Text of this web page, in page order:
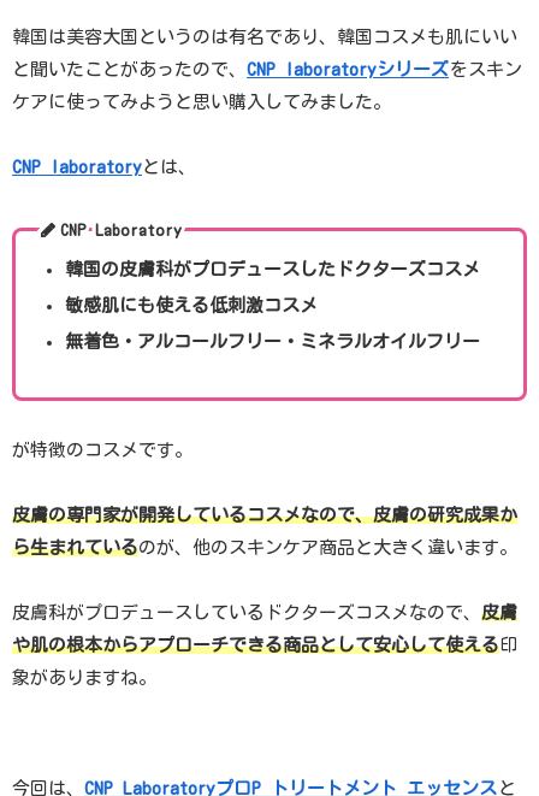
韓国は美容大国というのは有名であり、韓国コスメも肌にいい
と聞いたことがあったので、 CNP laboratoryシリーズをスキン
ケアに使ってみようと思い購入してみました。
CNP laboratoryとは、
CNP Laboratory
韓国の皮膚科がプロデュースしたドクターズコスメ
敏感肌にも使える低刺激コスメ
無着色・アルコールフリー・ミネラルオイルフリー
が特徴のコスメです。
皮膚の専門家が開発しているコスメなので、皮膚の研究成果か
ら生まれているのが、他のスキンケア商品と大きく違います。
皮膚科がプロデュースしているドクターズコスメなので、 皮膚
や肌の根本からアプローチできる商品として安心して使える 印
象がありますね。
今回は、 CNP LaboratoryプロP トリートメント エッセンス と